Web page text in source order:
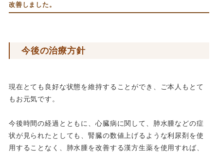
改善しました。
今後の治療方針
現在とても良好な状態を維持することができ、ご本人もとて
もお元気です。
今後時間の経過とともに、心臓病に関して、肺水腫などの症
状が見られたとしても、腎臓の数値上げるような利尿剤を使
用することなく、肺水腫を改善する漢方生薬を使用すれば、